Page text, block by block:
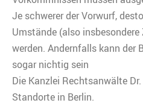
Je schwerer der Vorwurf,
Umstände (also
werden. Andernfalls kann der
sogar nichtig sein
Die Kanzlei Rechtsanwälte
Standorte in Berlin.